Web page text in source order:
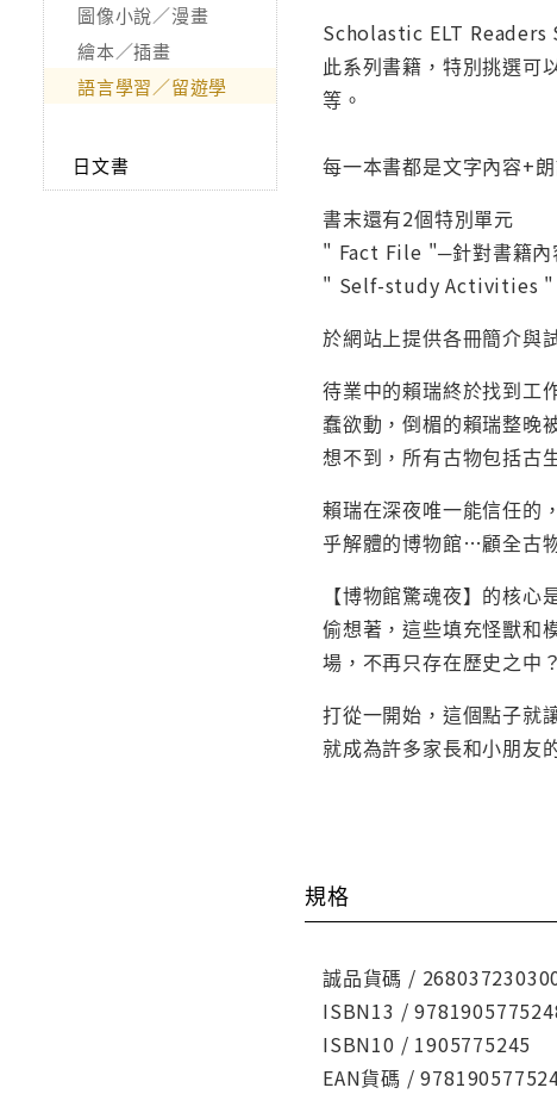
圖像小說／漫畫
繪本／插畫
語言學習／留遊學
日文書
Scholastic ELT Readers
此系列書籍，特別挑選可
等。
每一本書都是文字內容+
書末還有2個特別單元
" Fact File "─針對書籍內
" Self-study Activities "
於網站上提供各冊簡介與
待業中的賴瑞終於找到工
蠢欲動，倒楣的賴瑞整晚
想不到，所有古物包括古
賴瑞在深夜唯一能信任的
乎解體的博物館…顧全古
【博物館驚魂夜】的核
偷想著，這些填充怪獸和
場，不再只存在歷史之中？
打從一開始，這個點子就
就成為許多家長和小朋友
規格
誠品貨碼 /
ISBN13 /
ISBN10 / 1905775245
EAN貨碼 /